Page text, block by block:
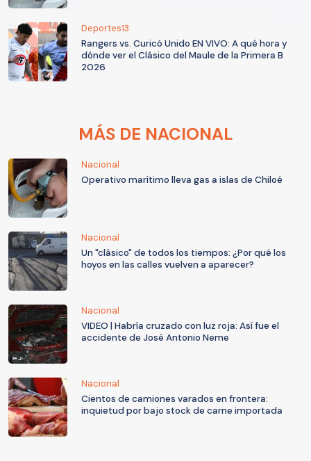
Deportes13
Rangers vs. Curicó Unido EN VIVO: A qué hora y
dónde ver el Clásico del Maule de la Primera B
2026
MÁS DE NACIONAL
Nacional
Operativo marítimo lleva gas a islas de Chiloé
Nacional
Un "clásico" de todos los tiempos: ¿Por qué los
hoyos en las calles vuelven a aparecer?
Nacional
VIDEO | Habría cruzado con luz roja: Así fue el
accidente de José Antonio Neme
Nacional
Cientos de camiones varados en frontera:
inquietud por bajo stock de carne importada